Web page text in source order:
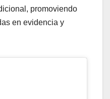
promoviendo
en evidencia y